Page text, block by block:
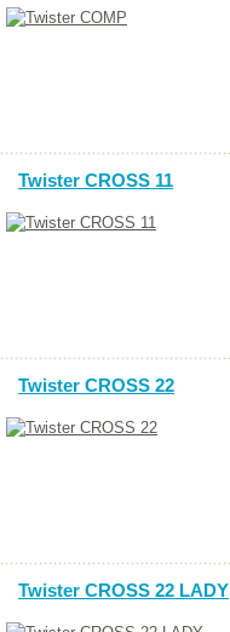
Twister CROSS 11
Twister CROSS 22
Twister CROSS 22 LADY